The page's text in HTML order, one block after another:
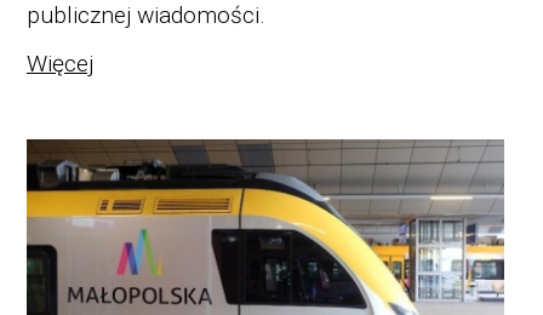
publicznej wiadomości.
Więcej